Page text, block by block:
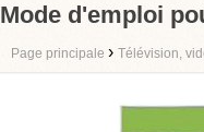
Mode d'emploi
Page principale › Télévision,